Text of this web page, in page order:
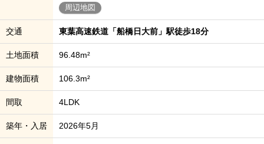
周辺地図
交通 東葉高速鉄道「船橋日大前」駅徒歩18分
土地面積 96.48m²
建物面積 106.3m²
間取 4LDK
築年・入居 2026年5月